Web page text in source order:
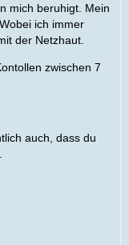
mich beruhigt. Mein
ich immer
der Netzhaut.
zwischen 7
auch, dass du